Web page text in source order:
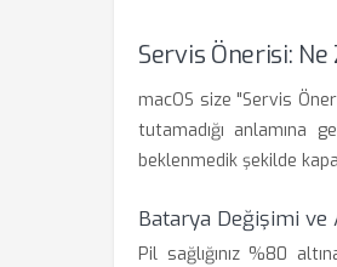
Servis Önerisi:
macOS size "Servis
tutamadığı anlamına
beklenmedik şekilde
Batarya Değişimi ve
Pil sağlığınız %80